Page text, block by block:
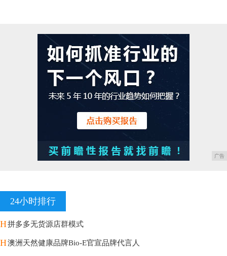
广告
24小时排行
H拼多多无货源店群模式
H澳洲天然健康品牌Bio-E官宣品牌代言人